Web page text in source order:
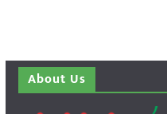
About Us